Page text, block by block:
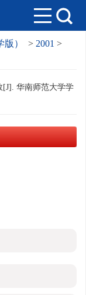
） > 2001 >
[J]. 华南师范大学学